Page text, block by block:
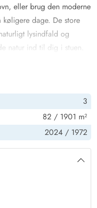
eller brug den moderne
dage. De store
lysindfald og
natur ind til dig i stuen.
for at
den udendørs bruser til
sætter dig til rette i stuen
over dine
fra april til november.
jer i alt 3 soveværelser,
roen. I alt er der en
3
82 / 1901 m²
2024 / 1972